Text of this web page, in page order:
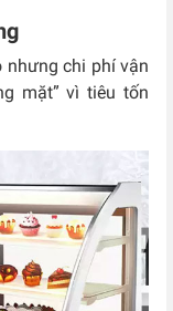
nhưng chi phí vận
mặt” vì tiêu tốn